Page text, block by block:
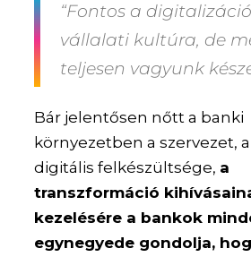
“Fontos a
vállalati kultúra, de
teljesen vagyunk
Bár jelentősen nőtt a banki
környezetben a szervezet,
digitális felkészültsége, a
transzformáció
kezelésére a bankok
egynegyede gondolja,